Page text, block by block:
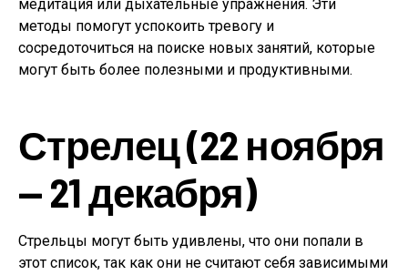
медитация или дыхательные упражнения. Эти
методы помогут успокоить тревогу и
сосредоточиться на поиске новых занятий, которые
могут быть более полезными и продуктивными.
Стрелец (22 ноября
— 21 декабря)
Стрельцы могут быть удивлены, что они попали в
этот список, так как они не считают себя зависимыми